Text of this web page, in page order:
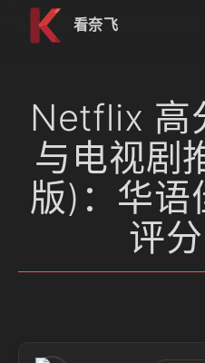
跳到内容
看奈飞
Netflix 高
与电视剧
版)：华语
评